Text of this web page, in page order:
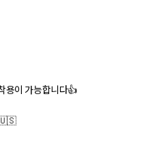
용이 가능합니다👍